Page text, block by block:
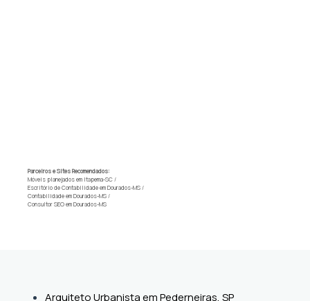
Parceiros e Sites Recomendados:
Móveis planejados em Itapema-SC /
Escritório de Contabilidade em Dourados-MS /
Contabilidade em Dourados-MS /
Consultor SEO em Dourados-MS
Arquiteto Urbanista em Pederneiras, SP